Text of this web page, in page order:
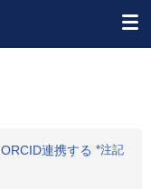
ORCID連携する *注記